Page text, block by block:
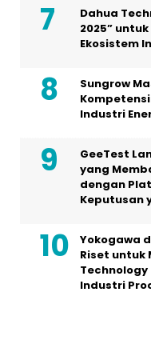
Dahua
2025”
Ekosistem
Sungrow
Industri
GeeTest
yang
dengan
Keputusan
Yokogawa
Riset untuk
Industri